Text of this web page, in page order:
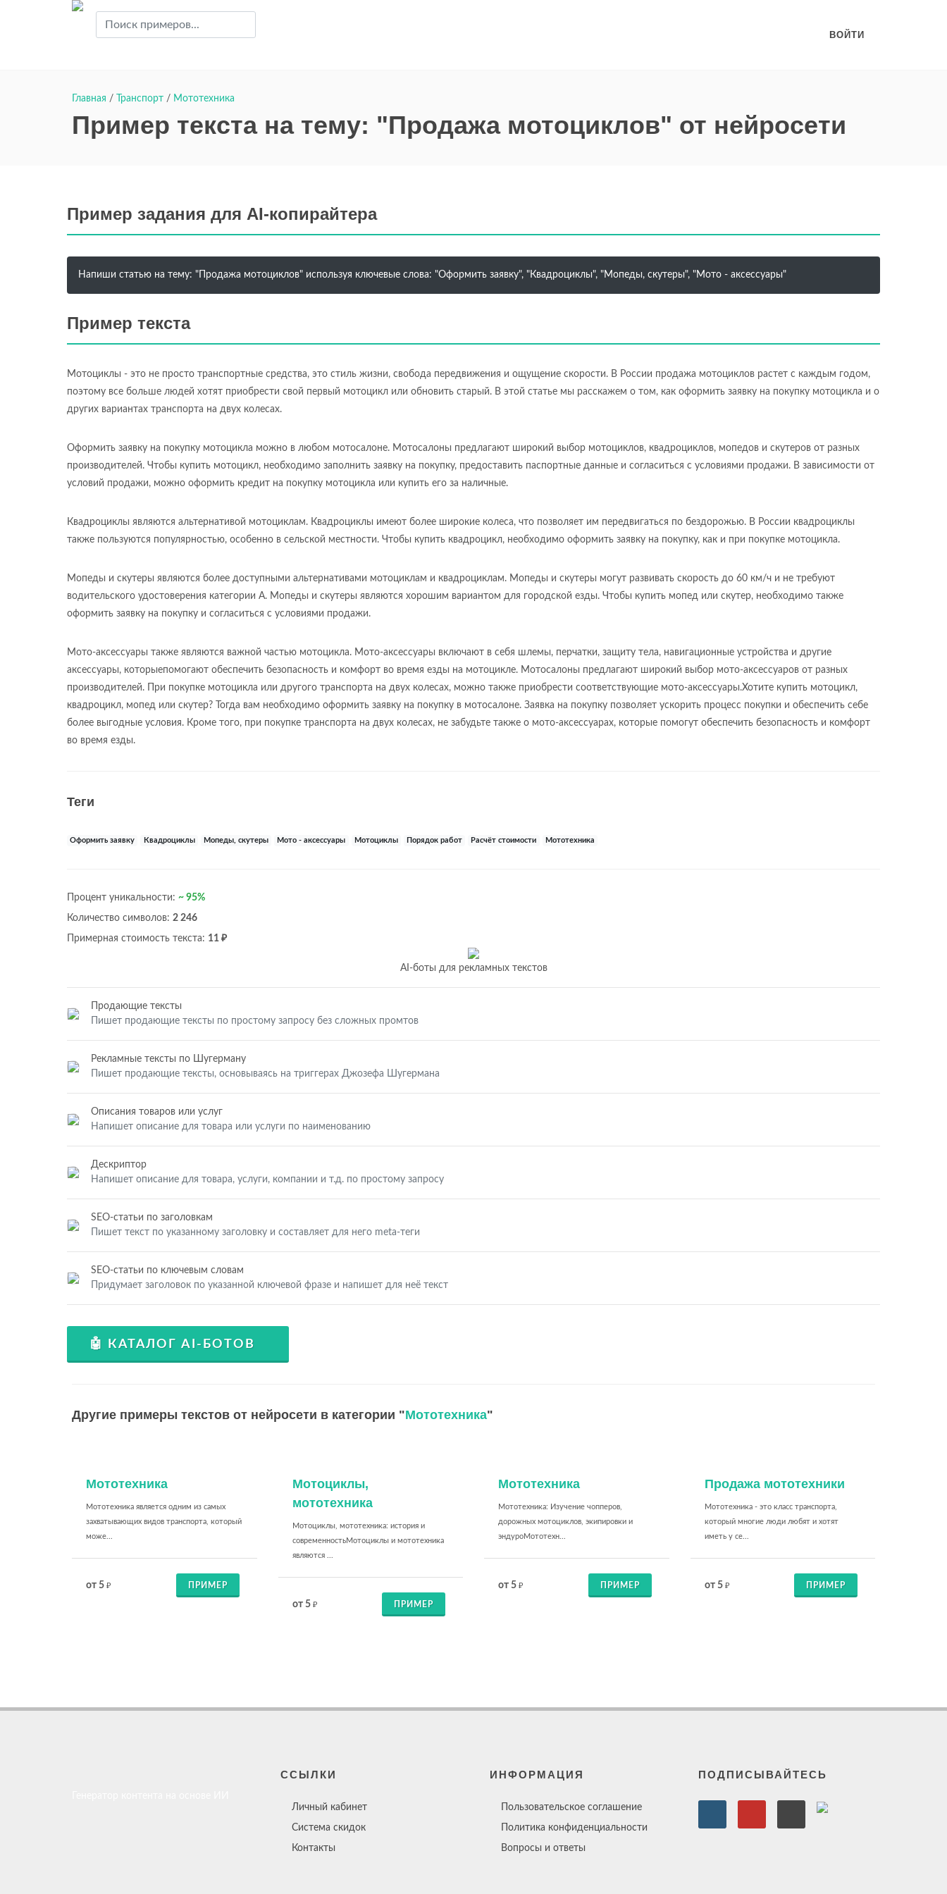
ВОЙТИ
Главная / Транспорт / Мототехника
Пример текста на тему: "Продажа мотоциклов" от нейросети
Пример задания для AI-копирайтера
Напиши статью на тему: "Продажа мотоциклов" используя ключевые слова: "Оформить заявку", "Квадроциклы", "Мопеды, скутеры", "Мото - аксессуары"
Пример текста
Мотоциклы - это не просто транспортные средства, это стиль жизни, свобода передвижения и ощущение скорости. В России продажа мотоциклов растет с каждым годом,
поэтому все больше людей хотят приобрести свой первый мотоцикл или обновить старый. В этой статье мы расскажем о том, как оформить заявку на покупку мотоцикла и о
других вариантах транспорта на двух колесах.
Оформить заявку на покупку мотоцикла можно в любом мотосалоне. Мотосалоны предлагают широкий выбор мотоциклов, квадроциклов, мопедов и скутеров от разных
производителей. Чтобы купить мотоцикл, необходимо заполнить заявку на покупку, предоставить паспортные данные и согласиться с условиями продажи. В зависимости от
условий продажи, можно оформить кредит на покупку мотоцикла или купить его за наличные.
Квадроциклы являются альтернативой мотоциклам. Квадроциклы имеют более широкие колеса, что позволяет им передвигаться по бездорожью. В России квадроциклы
также пользуются популярностью, особенно в сельской местности. Чтобы купить квадроцикл, необходимо оформить заявку на покупку, как и при покупке мотоцикла.
Мопеды и скутеры являются более доступными альтернативами мотоциклам и квадроциклам. Мопеды и скутеры могут развивать скорость до 60 км/ч и не требуют
водительского удостоверения категории А. Мопеды и скутеры являются хорошим вариантом для городской езды. Чтобы купить мопед или скутер, необходимо также
оформить заявку на покупку и согласиться с условиями продажи.
Мото-аксессуары также являются важной частью мотоцикла. Мото-аксессуары включают в себя шлемы, перчатки, защиту тела, навигационные устройства и другие
аксессуары, которыепомогают обеспечить безопасность и комфорт во время езды на мотоцикле. Мотосалоны предлагают широкий выбор мото-аксессуаров от разных
производителей. При покупке мотоцикла или другого транспорта на двух колесах, можно также приобрести соответствующие мото-аксессуары.Хотите купить мотоцикл,
квадроцикл, мопед или скутер? Тогда вам необходимо оформить заявку на покупку в мотосалоне. Заявка на покупку позволяет ускорить процесс покупки и обеспечить себе
более выгодные условия. Кроме того, при покупке транспорта на двух колесах, не забудьте также о мото-аксессуарах, которые помогут обеспечить безопасность и комфорт
во время езды.
Теги
Оформить заявку Квадроциклы Мопеды, скутеры Мото - аксессуары Мотоциклы Порядок работ Расчёт стоимости Мототехника
Процент уникальности: ~ 95%
Количество символов: 2 246
Примерная стоимость текста: 11 ₽
AI-боты для рекламных текстов
Продающие тексты
Пишет продающие тексты по простому запросу без сложных промтов
Рекламные тексты по Шугерману
Пишет продающие тексты, основываясь на триггерах Джозефа Шугермана
Описания товаров или услуг
Напишет описание для товара или услуги по наименованию
Дескриптор
Напишет описание для товара, услуги, компании и т.д. по простому запросу
SEO-статьи по заголовкам
Пишет текст по указанному заголовку и составляет для него meta-теги
SEO-статьи по ключевым словам
Придумает заголовок по указанной ключевой фразе и напишет для неё текст
🤖 КАТАЛОГ AI-БОТОВ
Другие примеры текстов от нейросети в категории "Мототехника"
Мототехника
Мототехника является одним из самых
захватывающих видов транспорта, который
може...
от 5 ₽ ПРИМЕР
Мотоциклы,
мототехника
Мотоциклы, мототехника: история и
современностьМотоциклы и мототехника
являются ...
от 5 ₽ ПРИМЕР
Мототехника
Мототехника: Изучение чопперов,
дорожных мотоциклов, экипировки и
эндуроМототехн...
от 5 ₽ ПРИМЕР
Продажа мототехники
Мототехника - это класс транспорта,
который многие люди любят и хотят
иметь у се...
от 5 ₽ ПРИМЕР
ССЫЛКИ
Личный кабинет
Система скидок
Контакты
ИНФОРМАЦИЯ
Пользовательское соглашение
Политика конфиденциальности
Вопросы и ответы
ПОДПИСЫВАЙТЕСЬ